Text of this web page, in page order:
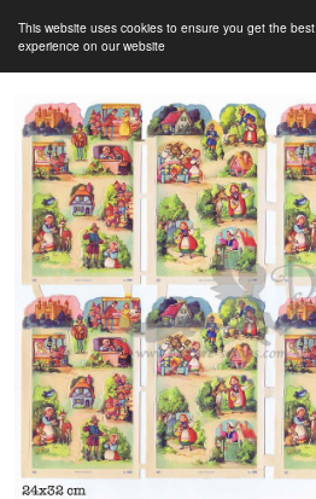
This website uses cookies to ensure you get the best
experience on our website